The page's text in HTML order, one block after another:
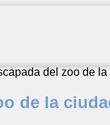
del zoo de la
de la